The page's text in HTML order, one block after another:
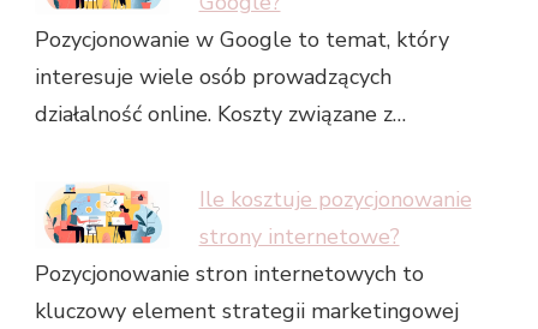
Pozycjonowanie w Google to temat, który
interesuje wiele osób prowadzących
działalność online. Koszty związane z…
Ile kosztuje pozycjonowanie
strony internetowe?
Pozycjonowanie stron internetowych to
kluczowy element strategii marketingowej